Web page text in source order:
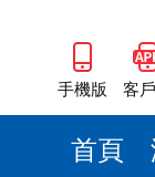
手機版 客
首頁